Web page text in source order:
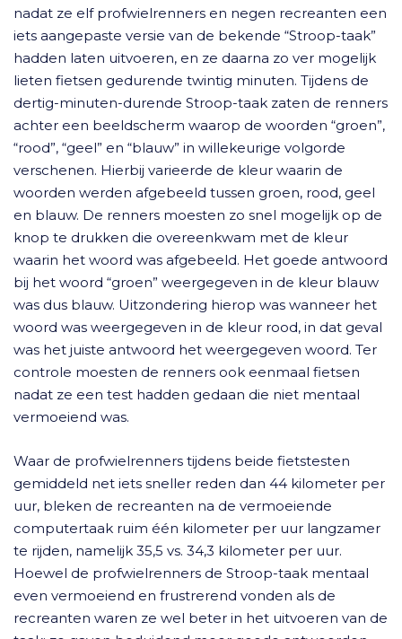
nadat ze elf profwielrenners en negen recreanten een
iets aangepaste versie van de bekende “Stroop-taak”
hadden laten uitvoeren, en ze daarna zo ver mogelijk
lieten fietsen gedurende twintig minuten. Tijdens de
dertig-minuten-durende Stroop-taak zaten de renners
achter een beeldscherm waarop de woorden “groen”,
“rood”, “geel” en “blauw” in willekeurige volgorde
verschenen. Hierbij varieerde de kleur waarin de
woorden werden afgebeeld tussen groen, rood, geel
en blauw. De renners moesten zo snel mogelijk op de
knop te drukken die overeenkwam met de kleur
waarin het woord was afgebeeld. Het goede antwoord
bij het woord “groen” weergegeven in de kleur blauw
was dus blauw. Uitzondering hierop was wanneer het
woord was weergegeven in de kleur rood, in dat geval
was het juiste antwoord het weergegeven woord. Ter
controle moesten de renners ook eenmaal fietsen
nadat ze een test hadden gedaan die niet mentaal
vermoeiend was.
Waar de profwielrenners tijdens beide fietstesten
gemiddeld net iets sneller reden dan 44 kilometer per
uur, bleken de recreanten na de vermoeiende
computertaak ruim één kilometer per uur langzamer
te rijden, namelijk 35,5 vs. 34,3 kilometer per uur.
Hoewel de profwielrenners de Stroop-taak mentaal
even vermoeiend en frustrerend vonden als de
recreanten waren ze wel beter in het uitvoeren van de